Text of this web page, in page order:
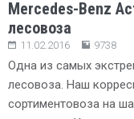
Mercedes-Benz
лесовоза
11.02.2016 9738
Одна из самых
лесовоза. Наш
сортиментовоза на